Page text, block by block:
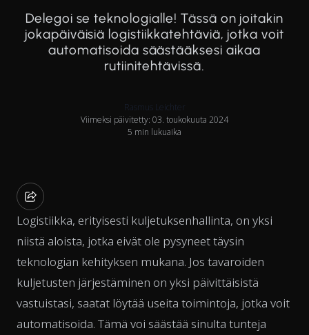
Delegoi se teknologialle! Tässä on joitakin
jokapäiväisiä logistiikkatehtäviä, jotka voit
automatisoida säästääksesi aikaa
rutiinitehtävissä.
Rasmus Leichter
Viimeksi päivitetty: 03. toukokuuta 2024
5 min lukuaika
Logistiikka, erityisesti kuljetuksenhallinta, on yksi
niistä aloista, jotka eivät ole pysyneet täysin
teknologian kehityksen mukana. Jos tavaroiden
kuljetusten järjestäminen on yksi päivittäisistä
vastuistasi, saatat löytää useita toimintoja, jotka voit
automatisoida. Tämä voi säästää sinulta tunteja